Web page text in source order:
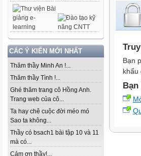
CÁC Ý KIẾN MỚI NHẤT
Thăm thầy Minh An !...
Thăm thầy Tình !...
Ghé thăm trang cô Hồng Anh.
Trang web của cô...
Ta hay chê cuộc đời méo mó
Sao ta không...
Thầy có bsach1 bài tập 10 và 11
mà có...
Cảm ơn thầy!...
Bạn
khẩu